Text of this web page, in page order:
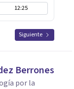
12:25
Siguiente
Berrones
por la